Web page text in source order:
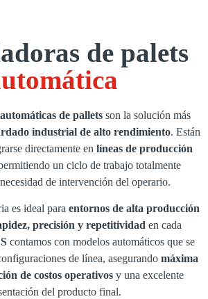
de palets
de palletsson la solución más
industrial de alto rendimiento. Están
directamente en líneas de producción
un ciclo de trabajo totalmente
de intervención del operario.
es ideal para entornos de alta producción
precisión y repetitividad en cada
contamos con modelos automáticos que se
de línea, asegurando máxima
de costos operativosy una excelente
del producto final.